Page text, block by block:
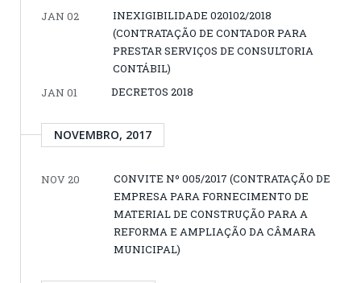
JAN 02
INEXIGIBILIDADE 020102/2018
(CONTRATAÇÃO DE CONTADOR PARA
PRESTAR SERVIÇOS DE CONSULTORIA
CONTÁBIL)
JAN 01
DECRETOS 2018
NOVEMBRO, 2017
NOV 20
CONVITE Nº 005/2017 (CONTRATAÇÃO DE
EMPRESA PARA FORNECIMENTO DE
MATERIAL DE CONSTRUÇÃO PARA A
REFORMA E AMPLIAÇÃO DA CÂMARA
MUNICIPAL)